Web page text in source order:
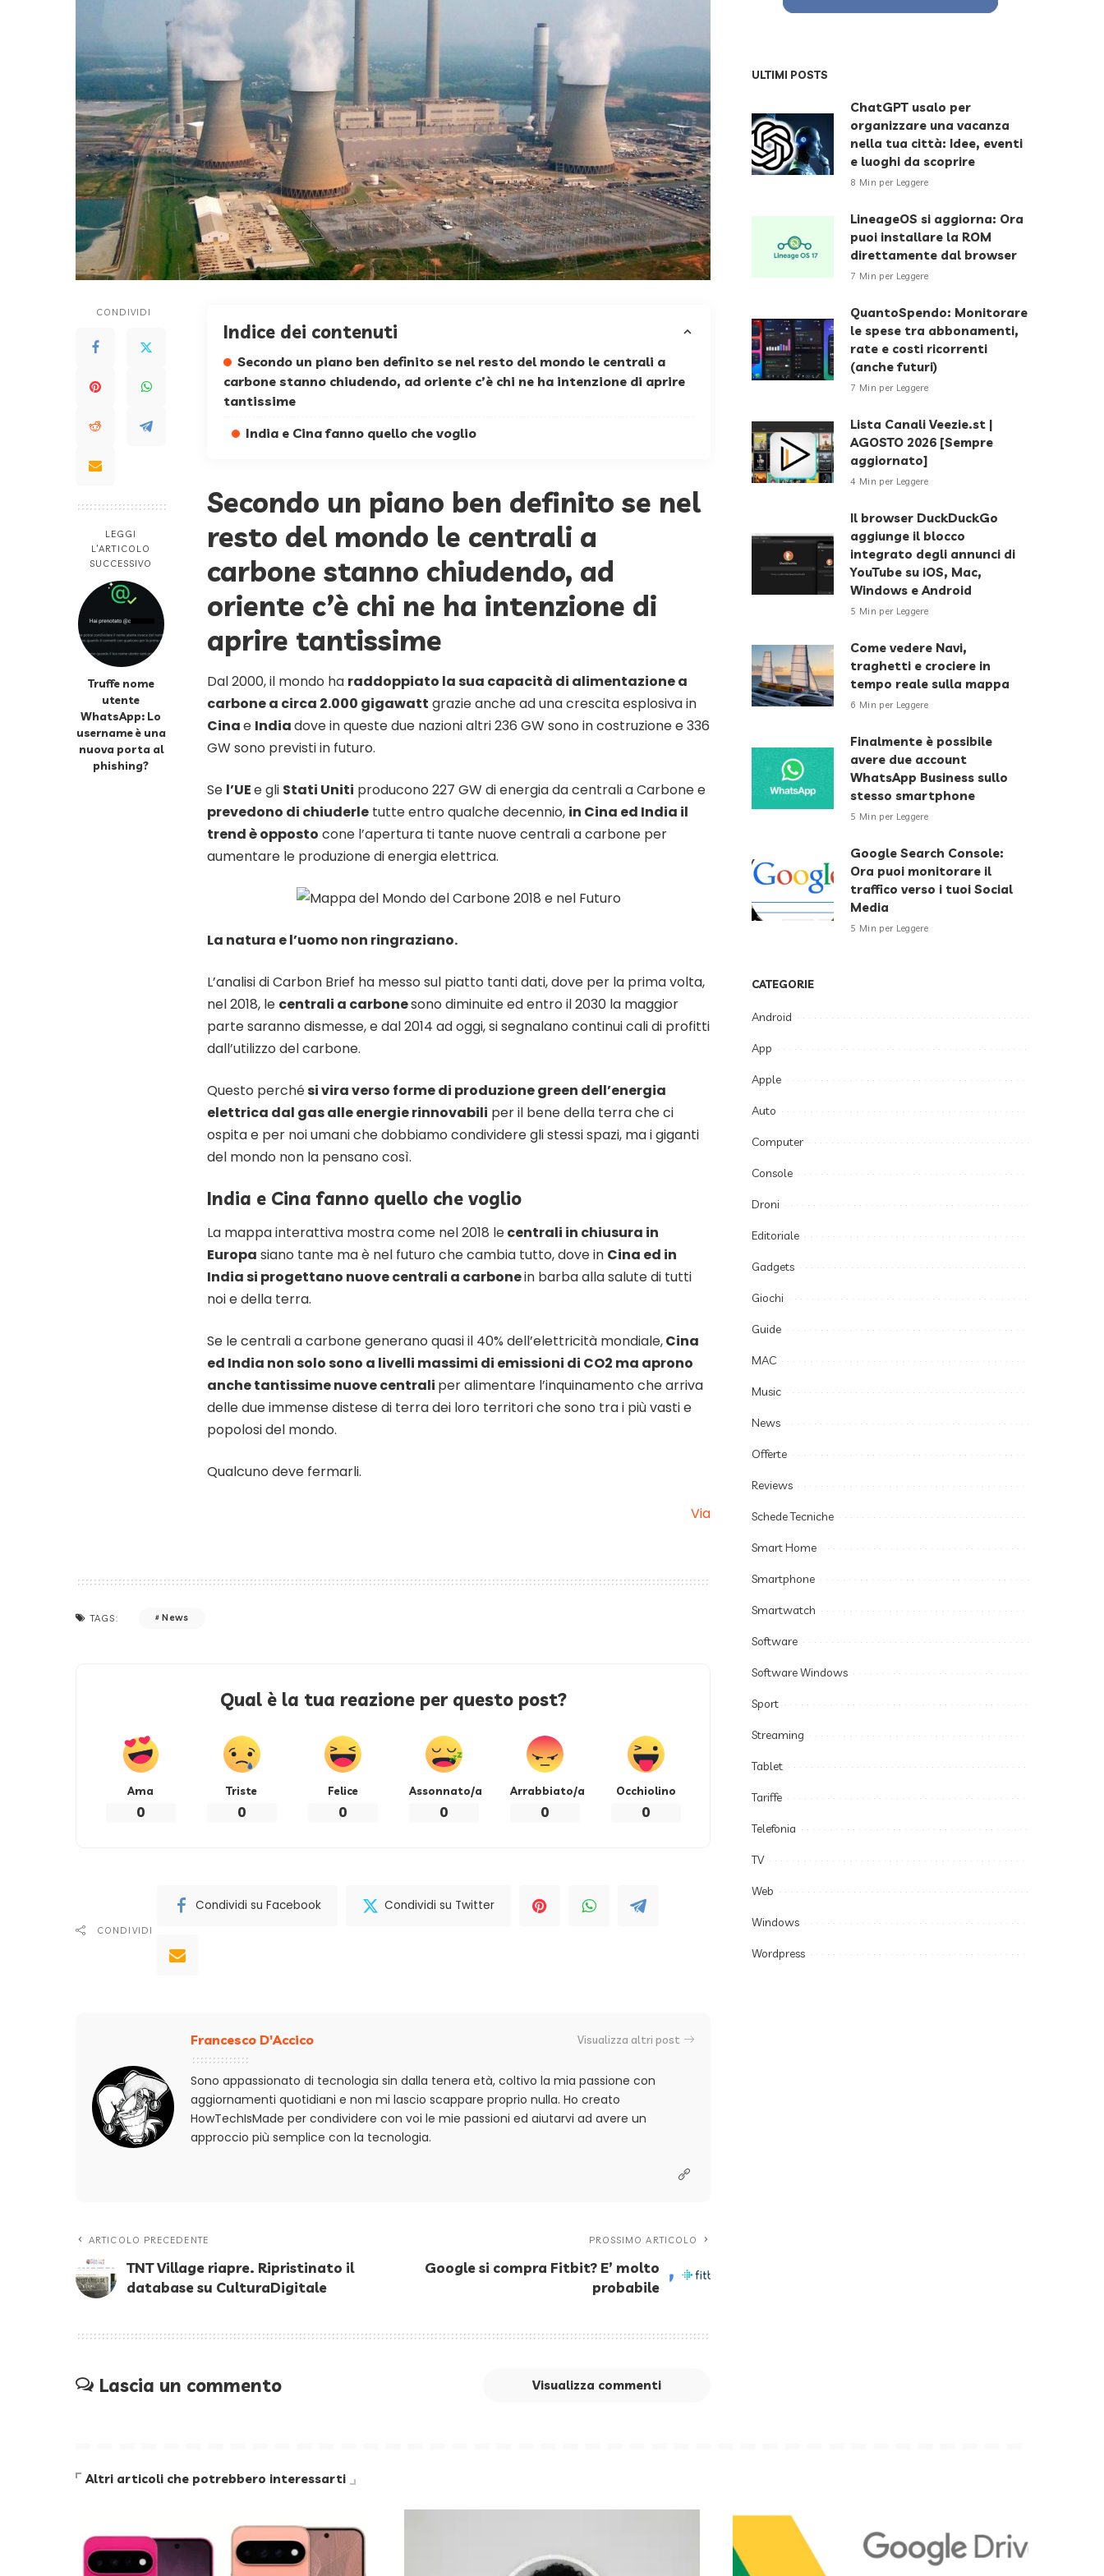
CONDIVIDI
LEGGI
L’ARTICOLO
SUCCESSIVO
Truffe nome
utente
WhatsApp: Lo
username è una
nuova porta al
phishing?
Indice dei contenuti
Secondo un piano ben definito se nel resto del mondo le centrali a
carbone stanno chiudendo, ad oriente c’è chi ne ha intenzione di aprire
tantissime
India e Cina fanno quello che voglio
Secondo un piano ben definito se nel
resto del mondo le centrali a
carbone stanno chiudendo, ad
oriente c’è chi ne ha intenzione di
aprire tantissime
Dal 2000, il mondo ha raddoppiato la sua capacità di alimentazione a
carbone a circa 2.000 gigawatt grazie anche ad una crescita esplosiva in
Cinae Indiadove in queste due nazioni altri 236 GW sono in costruzione e 336
GW sono previsti in futuro.
Se l’UEe gli Stati Uniti producono 227 GW di energia da centrali a Carbone e
prevedono di chiuderle tutte entro qualche decennio, in Cina ed India il
trend è opposto cone l’apertura ti tante nuove centrali a carbone per
aumentare le produzione di energia elettrica.
La natura e l’uomo non ringraziano.
L’analisi di Carbon Brief ha messo sul piatto tanti dati, dove per la prima volta,
nel 2018, le centrali a carbonesono diminuite ed entro il 2030 la maggior
parte saranno dismesse, e dal 2014 ad oggi, si segnalano continui cali di profitti
dall’utilizzo del carbone.
Questo perchési vira verso forme di produzione green dell’energia
elettrica dal gas alle energie rinnovabili per il bene della terra che ci
ospita e per noi umani che dobbiamo condividere gli stessi spazi, ma i giganti
del mondo non la pensano così.
India e Cina fanno quello che voglio
La mappa interattiva mostra come nel 2018 lecentrali in chiusura in
Europa siano tante ma è nel futuro che cambia tutto, dove in Cina ed in
India si progettano nuove centrali a carbonein barba alla salute di tutti
noi e della terra.
Se le centrali a carbone generano quasi il 40% dell’elettricità mondiale,Cina
ed India non solo sono a livelli massimi di emissioni di CO2 ma aprono
anche tantissime nuove centrali per alimentare l’inquinamento che arriva
delle due immense distese di terra dei loro territori che sono tra i più vasti e
popolosi del mondo.
Qualcuno deve fermarli.
Via
TAGS: News
Qual è la tua reazione per questo post?
Ama
0
Triste
0
Felice
0
Assonnato/a
0
Arrabbiato/a
0
Occhiolino
0
CONDIVIDI
Condividi su Facebook Condividi su Twitter
Francesco D'Accico Visualizza altri post
Sono appassionato di tecnologia sin dalla tenera età, coltivo la mia passione con
aggiornamenti quotidiani e non mi lascio scappare proprio nulla. Ho creato
HowTechIsMade per condividere con voi le mie passioni ed aiutarvi ad avere un
approccio più semplice con la tecnologia.
ARTICOLO PRECEDENTE
TNT Village riapre. Ripristinato il
database su CulturaDigitale
PROSSIMO ARTICOLO
Google si compra Fitbit? E’ molto
probabile
Lascia un commento Visualizza commenti
ULTIMI POSTS
ChatGPT usalo per
organizzare una vacanza
nella tua città: Idee, eventi
e luoghi da scoprire
8 Min per Leggere
LineageOS si aggiorna: Ora
puoi installare la ROM
direttamente dal browser
7 Min per Leggere
QuantoSpendo: Monitorare
le spese tra abbonamenti,
rate e costi ricorrenti
(anche futuri)
7 Min per Leggere
Lista Canali Veezie.st |
AGOSTO 2026 [Sempre
aggiornato]
4 Min per Leggere
Il browser DuckDuckGo
aggiunge il blocco
integrato degli annunci di
YouTube su iOS, Mac,
Windows e Android
5 Min per Leggere
Come vedere Navi,
traghetti e crociere in
tempo reale sulla mappa
6 Min per Leggere
Finalmente è possibile
avere due account
WhatsApp Business sullo
stesso smartphone
5 Min per Leggere
Google Search Console:
Ora puoi monitorare il
traffico verso i tuoi Social
Media
5 Min per Leggere
CATEGORIE
Android
App
Apple
Auto
Computer
Console
Droni
Editoriale
Gadgets
Giochi
Guide
MAC
Music
News
Offerte
Reviews
Schede Tecniche
Smart Home
Smartphone
Smartwatch
Software
Software Windows
Sport
Streaming
Tablet
Tariffe
Telefonia
TV
Web
Windows
Wordpress
Altri articoli che potrebbero interessarti